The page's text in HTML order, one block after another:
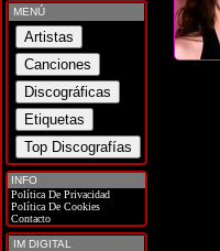
MENÚ
INFO
Política De Privacidad
Política De Cookies
Contacto
IM DIGITAL